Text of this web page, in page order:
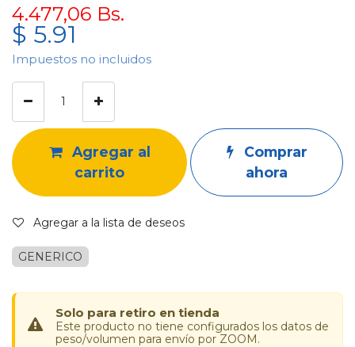
4.477,06 Bs.
$ 5.91
Impuestos no incluidos
Agregar al
carrito
Comprar
ahora
Agregar a la lista de deseos
GENERICO
Solo para retiro en tienda
Este producto no tiene configurados los datos de
peso/volumen para envío por ZOOM.